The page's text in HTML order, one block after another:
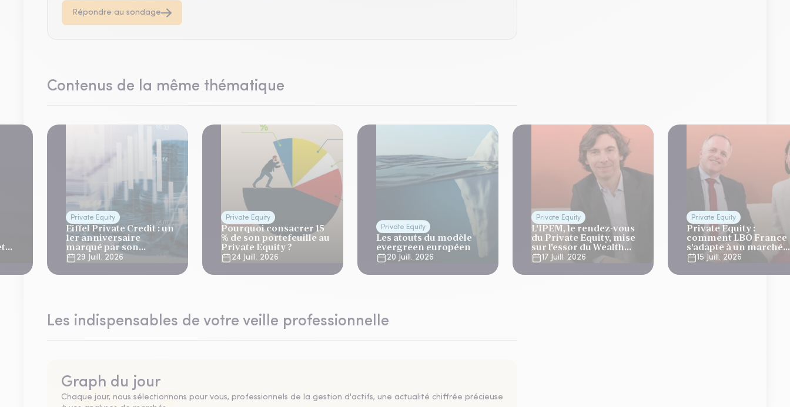
Répondre au sondage
Contenus de la même thématique
Private Equity
Eiffel Private Credit : un
1er anniversaire
marqué par son
référencement auprès
de Generali et AG2R la
Mondiale
29 Juill. 2026
Private Equity
Pourquoi consacrer 15
% de son portefeuille au
Private Equity ?
24 Juill. 2026
Private Equity
Les atouts du modèle
evergreen européen
20 Juill. 2026
Private Equity
L'IPEM, le rendez-vous
du Private Equity, mise
sur l'essor du Wealth
Management
17 Juill. 2026
Private Equity
Private Equity :
comment LBO France
s'adapte à un marché
plus sélectif ?
15 Juill. 2026
Les indispensables de votre veille professionnelle
Graph du jour
Chaque jour, nous sélectionnons pour vous, professionnels de la gestion d'actifs, une actualité chiffrée précieuse